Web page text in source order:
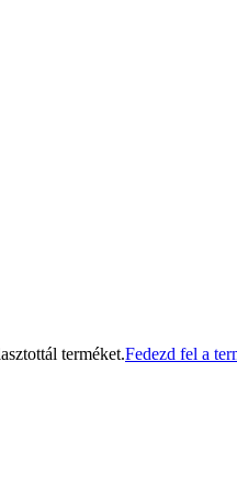
terméket.Fedezd fel a